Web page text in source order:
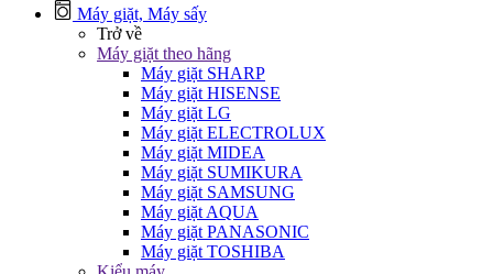
Máy giặt, Máy sấy
Trở về
Máy giặt theo hãng
Máy giặt SHARP
Máy giặt HISENSE
Máy giặt LG
Máy giặt ELECTROLUX
Máy giặt MIDEA
Máy giặt SUMIKURA
Máy giặt SAMSUNG
Máy giặt AQUA
Máy giặt PANASONIC
Máy giặt TOSHIBA